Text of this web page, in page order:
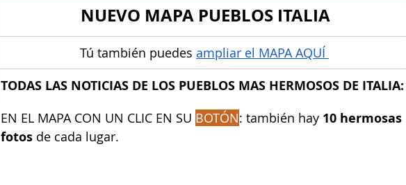
NUEVO MAPA PUEBLOS ITALIA
​​​Tú también puedes ampliar el MAPA AQUÍ
TODAS LAS NOTICIAS DE LOS PUEBLOS MAS HERMOSOS DE ITALIA:
​EN EL MAPA CON UN CLIC EN SU BOTÓN: ​también hay 10 hermosas
fotos de cada lugar.